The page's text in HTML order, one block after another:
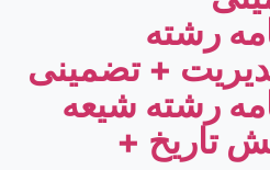
رشته
+ تضمینی
رشته شیعه
تاریخ +